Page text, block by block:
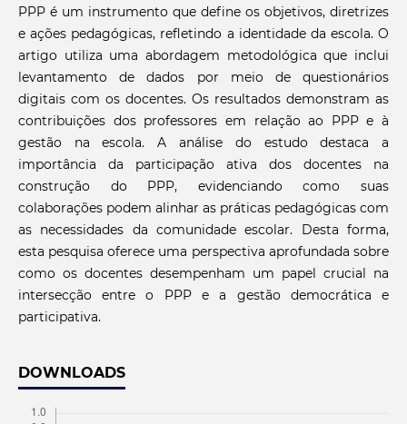
PPP é um instrumento que define os objetivos, diretrizes
e ações pedagógicas, refletindo a identidade da escola. O
artigo utiliza uma abordagem metodológica que inclui
levantamento de dados por meio de questionários
digitais com os docentes. Os resultados demonstram as
contribuições dos professores em relação ao PPP e à
gestão na escola. A análise do estudo destaca a
importância da participação ativa dos docentes na
construção do PPP, evidenciando como suas
colaborações podem alinhar as práticas pedagógicas com
as necessidades da comunidade escolar. Desta forma,
esta pesquisa oferece uma perspectiva aprofundada sobre
como os docentes desempenham um papel crucial na
intersecção entre o PPP e a gestão democrática e
participativa.
DOWNLOADS